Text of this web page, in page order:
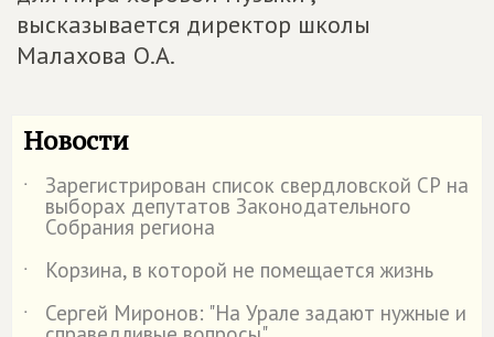
высказывается директор школы
Малахова О.А.
Новости
˙ Зарегистрирован список свердловской СР на
выборах депутатов Законодательного
Собрания региона
˙
Корзина, в которой не помещается жизнь
˙
Сергей Миронов: "На Урале задают нужные и